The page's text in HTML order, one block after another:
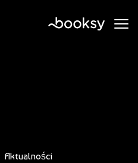
Aktualności